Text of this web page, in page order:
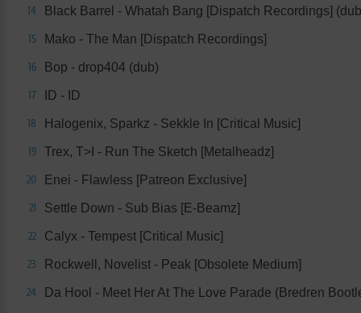
14 Black Barrel - Whatah Bang [Dispatch Recordings]
15 Mako - The Man [Dispatch Recordings]
16 Bop - drop404 (dub)
17 ID - ID
18 Halogenix, Sparkz - Sekkle In [Critical Music]
19 Trex, T>I - Run The Sketch [Metalheadz]
20 Enei - Flawless [Patreon Exclusive]
21 Settle Down - Sub Bias [E-Beamz]
22 Calyx - Tempest [Critical Music]
23 Rockwell, Novelist - Peak [Obsolete Medium]
24 Da Hool - Meet Her At The Love Parade (Bredren